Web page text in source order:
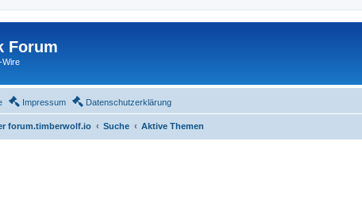
Forum
Wire
Impressum Datenschutzerklärung
forum.timberwolf.io Suche Aktive Themen